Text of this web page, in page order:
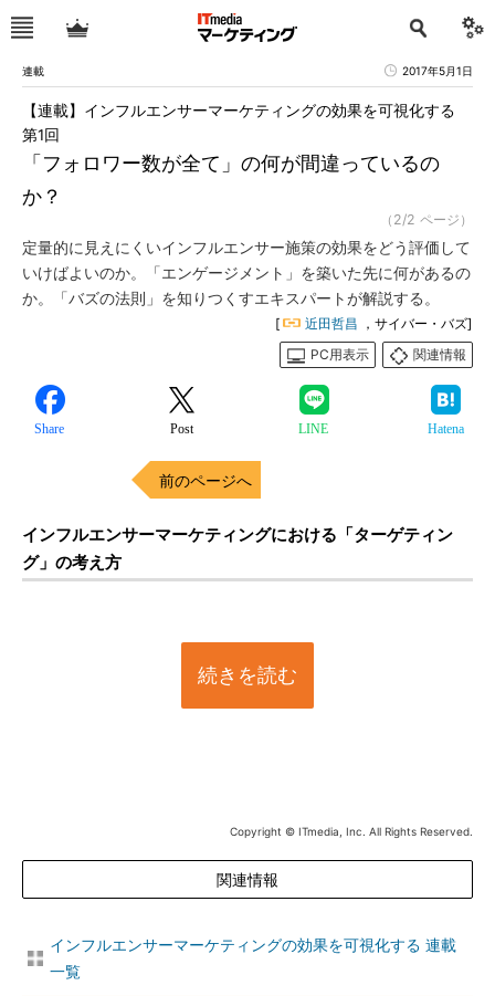
連載 2017年5月1日
「フォロワー数が全て」の何が間違っているの
か？
【連載】インフルエンサーマーケティングの効果を可視化する
第1回
（2/2 ページ）
定量的に見えにくいインフルエンサー施策の効果をどう評価して
いけばよいのか。「エンゲージメント」を築いた先に何があるの
か。「バズの法則」を知りつくすエキスパートが解説する。
[ 近田哲昌 ，サイバー・バズ]
PC用表示
関連情報
Share Post LINE Hatena
前のページへ
インフルエンサーマーケティングにおける「ターゲティン
グ」の考え方
続きを読む
Copyright © ITmedia, Inc. All Rights Reserved.
関連情報
インフルエンサーマーケティングの効果を可視化する 連載
一覧